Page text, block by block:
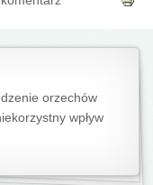
orzechów
wpływ